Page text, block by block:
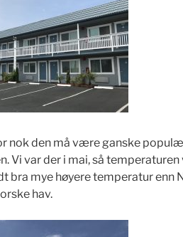
nok den må være ganske
Vi var der i mai, så temperaturen
bra mye høyere temperatur enn
hav.